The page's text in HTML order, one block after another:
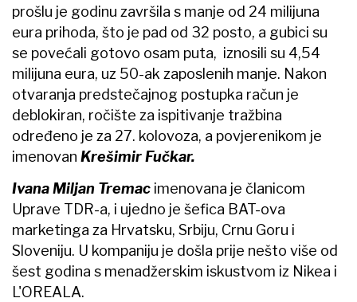
prošlu je godinu završila s manje od 24 milijuna
eura prihoda, što je pad od 32 posto, a gubici su
se povećali gotovo osam puta, iznosili su 4,54
milijuna eura, uz 50-ak zaposlenih manje. Nakon
otvaranja predstečajnog postupka račun je
deblokiran, ročište za ispitivanje tražbina
određeno je za 27. kolovoza, a povjerenikom je
imenovan Krešimir Fučkar.
Ivana Miljan Tremac imenovana je članicom
Uprave TDR-a, i ujedno je šefica BAT-ova
marketinga za Hrvatsku, Srbiju, Crnu Goru i
Sloveniju. U kompaniju je došla prije nešto više od
šest godina s menadžerskim iskustvom iz Nikea i
L'OREALA.